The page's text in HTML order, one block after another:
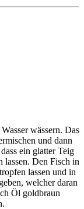
wässern. Das
und dann
ein glatter Teig
lassen. Den Fisch in
lassen und in
welcher daran
Öl goldbraun